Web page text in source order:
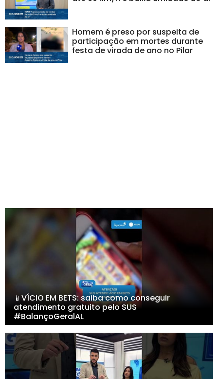
Homem é preso por suspeita de
participação em mortes durante
festa de virada de ano no Pilar
📱VÍCIO EM BETS: saiba como conseguir
atendimento gratuito pelo SUS
#BalançoGeralAL